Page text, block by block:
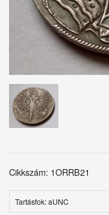
Cikkszám: 1ORRB21
Tartásfok: aUNC